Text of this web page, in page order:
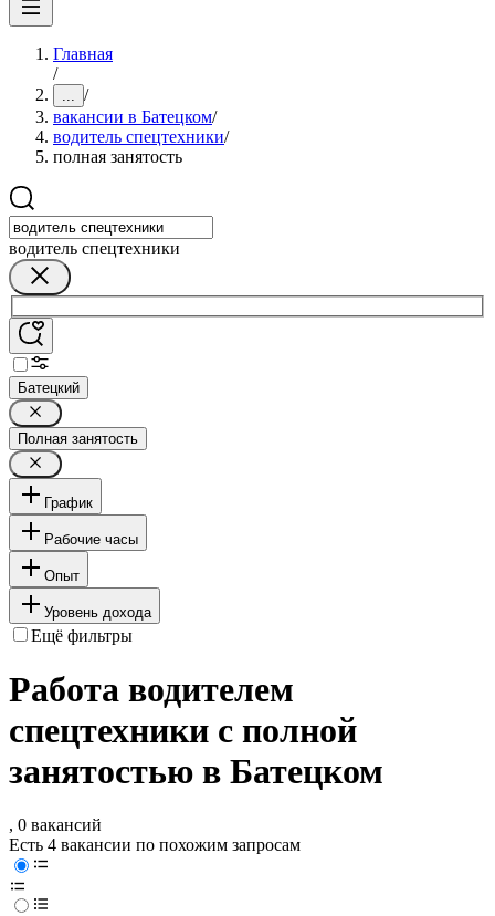
Главная
/
... /
вакансии в Батецком/
водитель спецтехники/
полная занятость
водитель спецтехники
Батецкий
Полная занятость
График
Рабочие часы
Опыт
Уровень дохода
Ещё фильтры
Работа водителем
спецтехники с полной
занятостью в Батецком
, 0 вакансий
Есть 4 вакансии по похожим запросам